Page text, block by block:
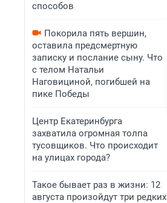
способов
Покорила пять вершин,
оставила предсмертную
записку и послание сыну. Что
с телом Натальи
Наговициной, погибшей на
пике Победы
Центр Екатеринбурга
захватила огромная толпа
тусовщиков. Что происходит
на улицах города?
Такое бывает раз в жизни: 12
августа произойдут три редких